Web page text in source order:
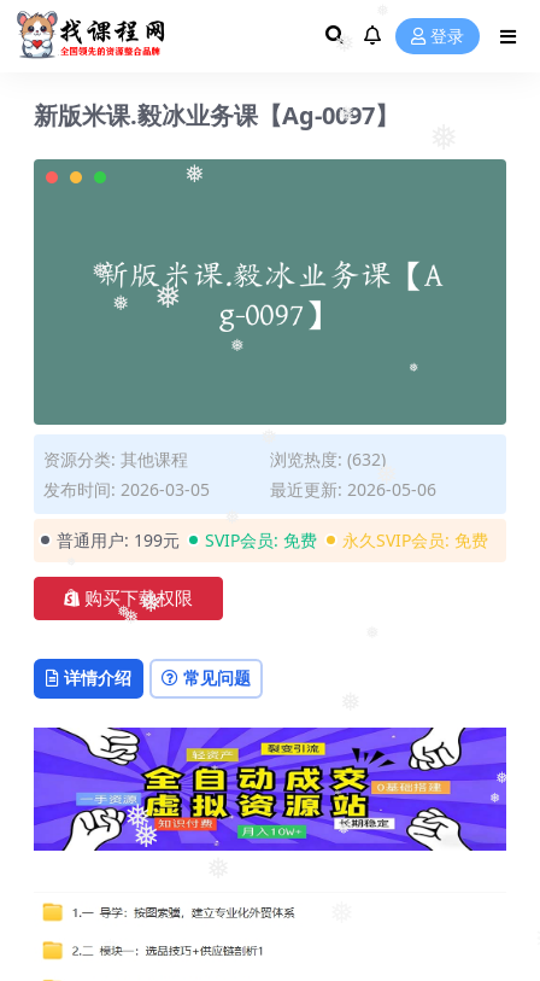
❅
❅
❅
❅
❅
❅
❅
❅
❅
❅
❅
❅
❅ 登录
新版米课.毅冰业务课【Ag-0097】
资源分类: 其他课程
浏览热度: (632)
发布时间: 2026-03-05
最近更新: 2026-05-06
普通用户: 199元 SVIP会员: 免费 永久SVIP会员: 免费
购买下载权限
详情介绍 常见问题